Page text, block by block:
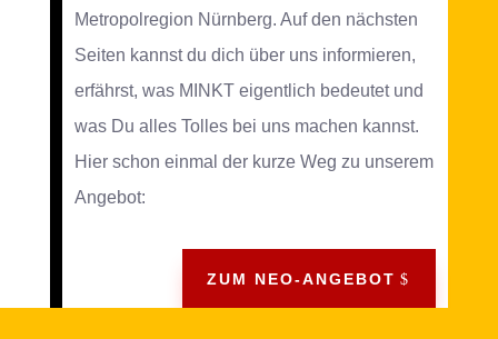
Metropolregion Nürnberg. Auf den nächsten
Seiten kannst du dich über uns informieren,
erfährst, was MINKT eigentlich bedeutet und
was Du alles Tolles bei uns machen kannst.
Hier schon einmal der kurze Weg zu unserem
Angebot:
ZUM NEO-ANGEBOT